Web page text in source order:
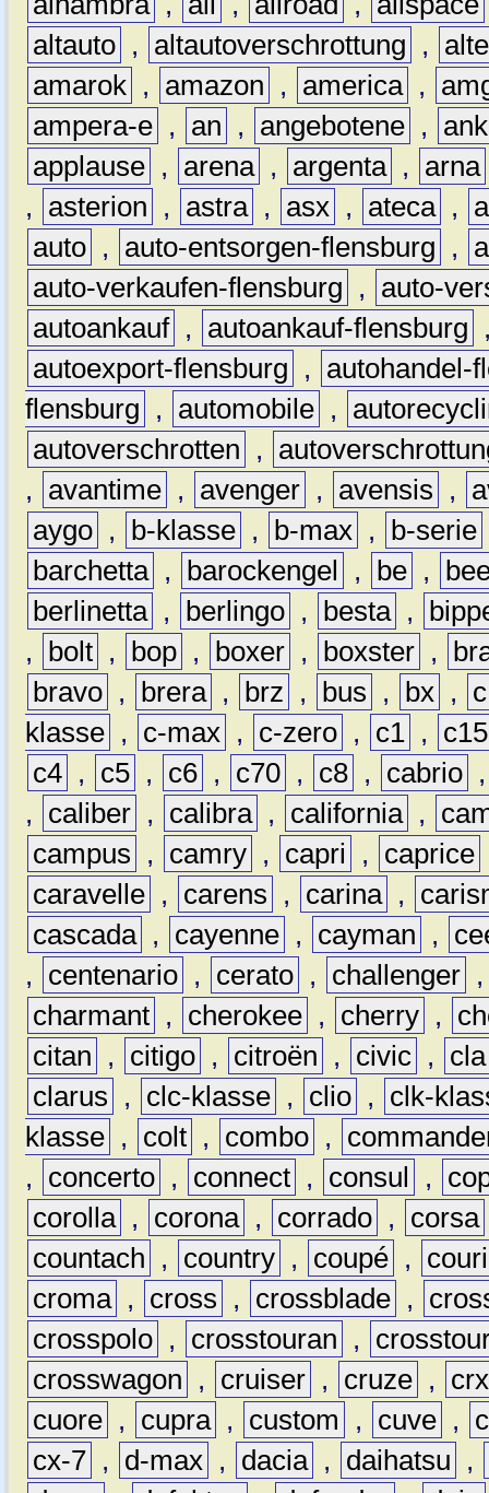
altauto , altautoverschrottung ,
amarok , amazon , america ,
ampera-e , an , angebotene ,
applause , arena , argenta , arna
,
asterion , astra , asx , ateca ,
auto , auto-entsorgen-flensburg ,
auto-verkaufen-flensburg
,
auto-
autoankauf , autoankauf-flensburg
autoexport-flensburg
,
autohandel-
flensburg
, automobile ,
autoverschrotten
,
,
avantime , avenger , avensis ,
aygo , b-klasse , b-max , b-serie
barchetta , barockengel , be ,
berlinetta , berlingo , besta ,
,
bolt , bop , boxer , boxster ,
bravo , brera , brz , bus , bx ,
c
klasse , c-max , c-zero , c1 ,
c15
c4 , c5 , c6 , c70 , c8 , cabrio
,
caliber , calibra , california ,
campus
, camry , capri , caprice
caravelle , carens , carina ,
cascada , cayenne , cayman ,
,
centenario , cerato , challenger
charmant , cherokee , cherry ,
citan
, citigo , citroën , civic ,
cla
clarus
, clc-klasse , clio ,
clk-
klasse , colt , combo ,
,
concerto , connect , consul ,
corolla , corona , corrado , corsa
countach
, country , coupé ,
croma , cross , crossblade ,
crosspolo , crosstouran ,
crosswagon
, cruiser , cruze ,
crx
cuore , cupra , custom , cuve ,
cx-7 , d-max , dacia , daihatsu
,